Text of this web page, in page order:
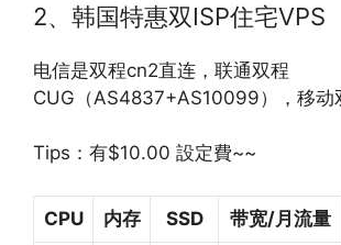
2、韩国特惠双ISP住宅VPS
电信是双程cn2直连，联通双程
CUG（AS4837+AS10099），移动
Tips：有$10.00 設定費~~
CPU 内存 SSD 带宽/月流量